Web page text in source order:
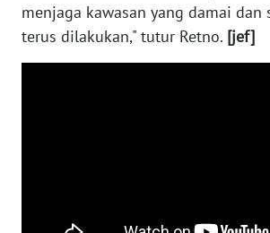
menjaga kawasan yang damai dan
terus dilakukan," tutur Retno. [jef]
WN
SUMSEL